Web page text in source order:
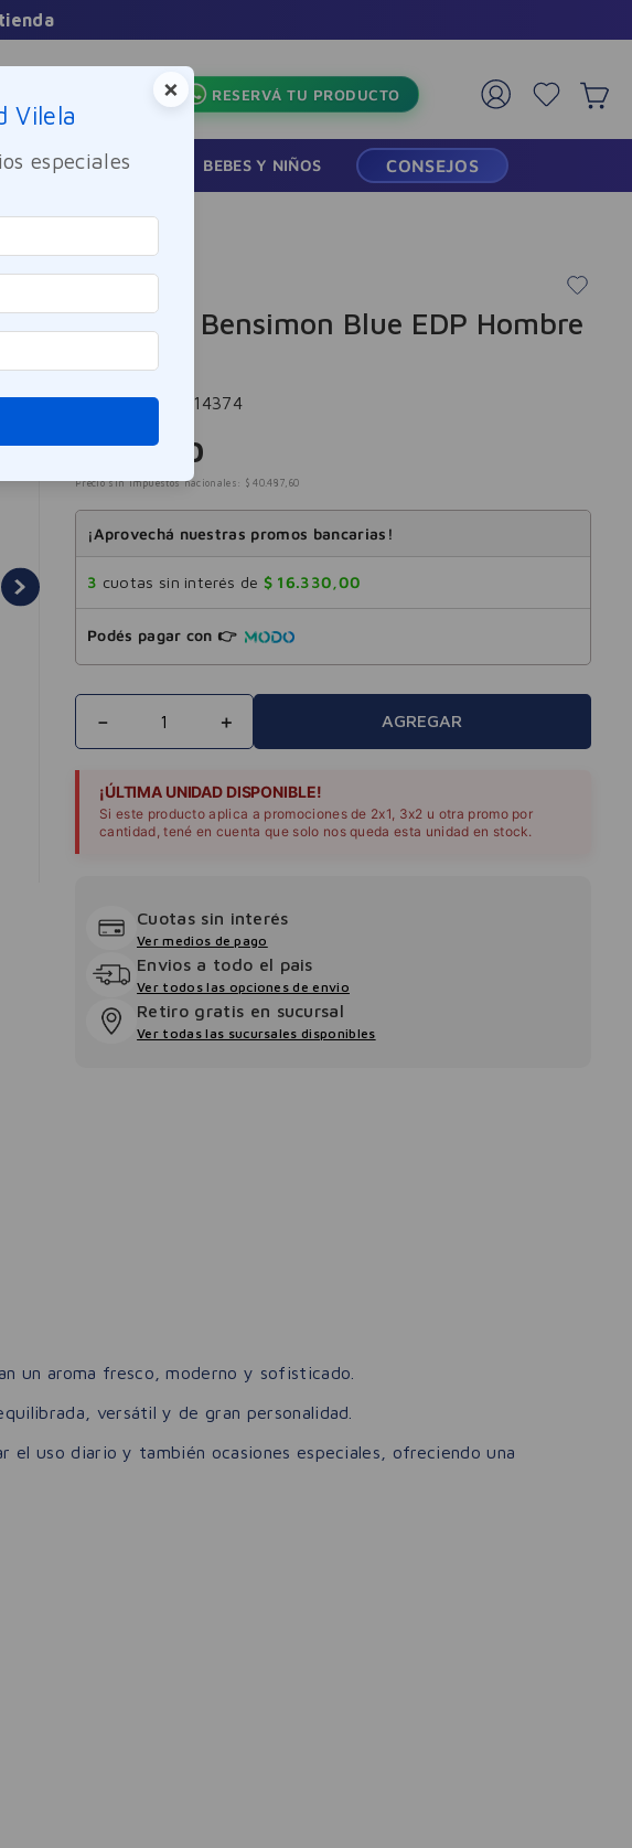
en 24 horas🏪
RESERVÁ TU PRODUCTO
BIENESTAR Y FARMACIA BEBES Y NIÑOS CONSEJOS
Bensimon
Perfume Bensimon Blue EDP Hombre
100ml
Referencia -314374
$ 48.990
Precio sin impuestos nacionales: $ 40.487, 60
¡Aprovechá nuestras promos bancarias!
3 cuotas sin interés de $ 16.330,00
Podés pagar con 👉
＋
－ AGREGAR
¡ÚLTIMA UNIDAD DISPONIBLE!
Si este producto aplica a promociones de 2x1, 3x2 u otra promo por
cantidad, tené en cuenta que solo nos queda esta unidad en stock.
Cuotas sin interés
Ver medios de pago
Envios a todo el pais
Ver todos las opciones de envio
Retiro gratis en sucursal
Ver todas las sucursales disponibles
un aroma fresco, moderno y sofisticado.
versátil y de gran personalidad.
el uso diario y también ocasiones especiales, ofreciendo una
×
Vilela
especiales